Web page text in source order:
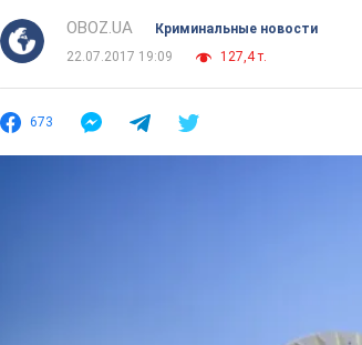
OBOZ.UA
Криминальные новости
22.07.2017 19:09
127,4 т.
673